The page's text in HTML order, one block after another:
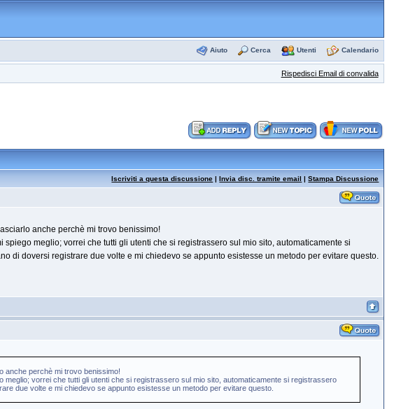
Aiuto Cerca Utenti Calendario
Rispedisci Email di convalida
Iscriviti a questa discussione |Invia disc. tramite email |Stampa Discussione
anche perchè mi trovo benissimo!
meglio; vorrei che tutti gli utenti che si registrassero sul mio sito, automaticamente si
di doversi registrare due volte e mi chiedevo se appunto esistesse un metodo per evitare questo.
anche perchè mi trovo benissimo!
vorrei che tutti gli utenti che si registrassero sul mio sito, automaticamente si registrassero
due volte e mi chiedevo se appunto esistesse un metodo per evitare questo.